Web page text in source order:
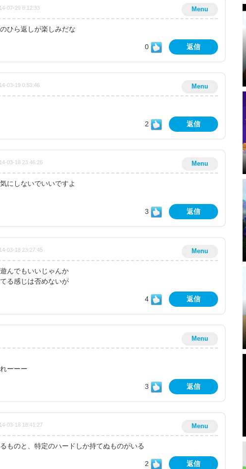
Menu
07-29 8:12:33
ひら返しが楽しみだな
0 返信
Menu
03-19 0:53:46
2 返信
Menu
03-18 23:46:26
にしないでいいですよ
3 返信
Menu
03-18 23:27:45
んでもいいじゃんか
る感じは否めないが
4 返信
Menu
ーーー
3 返信
Menu
03-18 18:41:27
ものと、特定のハードしか持てぬものがいる
2 返信